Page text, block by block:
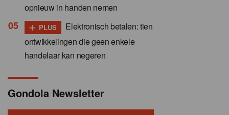
opnieuw in handen nemen
+ PLUS
Elektronisch betalen: tien
ontwikkelingen die geen enkele
handelaar kan negeren
Gondola Newsletter